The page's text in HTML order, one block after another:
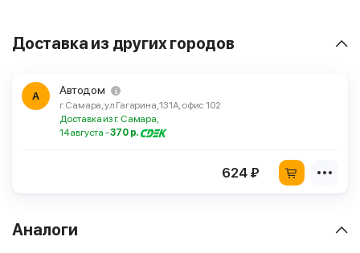
Доставка из других городов
А Автодом
г. Самара, ул Гагарина, 131А, офис 102
Доставка из г. Самара,
14 августа -370 р.
624 ₽
Аналоги